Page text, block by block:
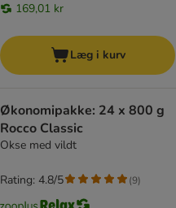
169,01 kr
Læg i kurv
Økonomipakke: 24 x 800 g
Rocco Classic
Okse med vildt
Rating: 4.8/5 (9)